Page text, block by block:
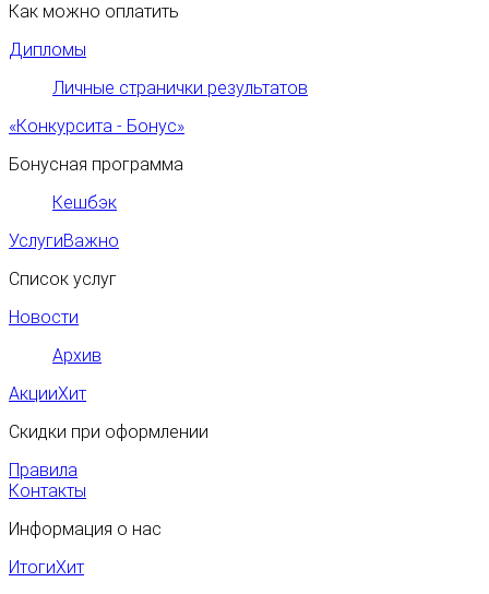
Как можно оплатить
Дипломы
Личные странички результатов
«Конкурсита - Бонус»
Бонусная программа
Кешбэк
УслугиВажно
Список услуг
Новости
Архив
АкцииХит
Скидки при оформлении
Правила
Контакты
Информация о нас
ИтогиХит